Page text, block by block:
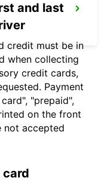
and last
credit must be in
when collecting
credit cards,
Payment
"prepaid",
on the front
not accepted
card